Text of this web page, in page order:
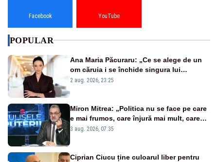
Facebook YouTube
POPULAR
Ana Maria Păcuraru: „Ce se alege de un
om căruia i se închide singura lui
portiță?”
2 aug. 2026, 23:25
Miron Mitrea: „Politica nu se face pe care
e mai frumos, care înjură mai mult, care
țipă mai tare, ci pe proiecte”
3 aug. 2026, 07:35
Ciprian Ciucu ține culoarul liber pentru